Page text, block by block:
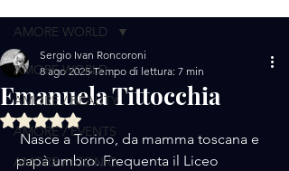
AMORE WORLD
AMORE / BEAUTY
AMORE / EVENTS
AMORE / ICONIC
AMORE WORLD
Emanuela Tittocchia
Sergio Ivan Roncoroni
8 ago 2025 Tempo di lettura: 7 min
Valutazione NaN stelle su 5.
Nasce a Torino, da mamma toscana e
papà umbro. Frequenta il Liceo